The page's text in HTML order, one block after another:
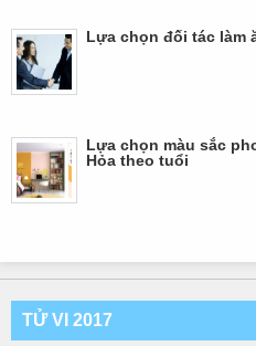
Lựa chọn đối tác làm
Lựa chọn màu sắc
Hỏa theo tuổi
TỬ VI 2017